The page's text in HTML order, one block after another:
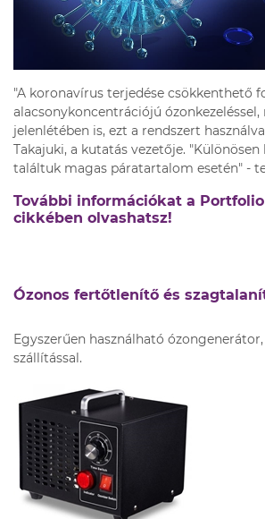
"A koronavírus terjedése csökkenthető
alacsonykoncentrációjú
jelenlétében is, ezt a rendszert
Takajuki, a kutatás vezetője.
találtuk magas páratartalom esetén" -
További információkat a
cikkében olvashatsz!
Ózonos fertőtlenítő és
Egyszerűen használható
szállítással.